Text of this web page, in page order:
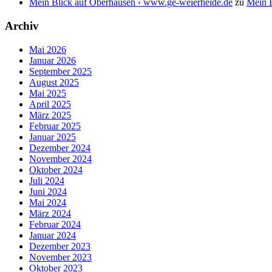
Mein Blick auf Oberhausen ‹ www.ge-weierheide.de zu Mein
Archiv
Mai 2026
Januar 2026
September 2025
August 2025
Mai 2025
April 2025
März 2025
Februar 2025
Januar 2025
Dezember 2024
November 2024
Oktober 2024
Juli 2024
Juni 2024
Mai 2024
März 2024
Februar 2024
Januar 2024
Dezember 2023
November 2023
Oktober 2023